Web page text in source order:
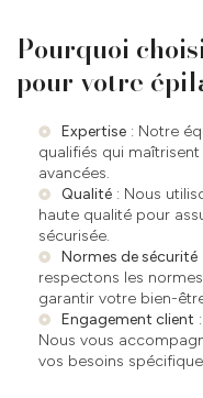
Pourquoi
pour votre
Expertise : Notre
qualifiés qui
avancées.
Qualité : Nous
haute qualité pour
sécurisée.
Normes de sécurité
respectons les
garantir votre bien-
Engagement client
Nous vous
vos besoins